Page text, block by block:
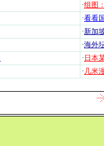
·组图
·看看
·新加
·海外
· 日本
· 几米